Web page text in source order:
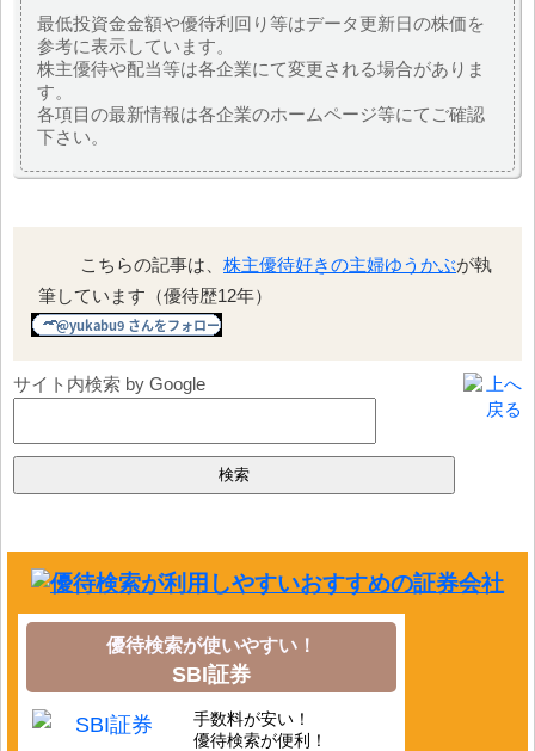
最低投資金金額や優待利回り等はデータ更新日の株価を
参考に表示しています。
株主優待や配当等は各企業にて変更される場合がありま
す。
各項目の最新情報は各企業のホームページ等にてご確認
下さい。
こちらの記事は、 株主優待好きの主婦ゆうかぶが執
筆しています（優待歴12年）
サイト内検索 by Google
優待検索が使いやすい！
SBI証券
手数料が安い！
優待検索が便利！